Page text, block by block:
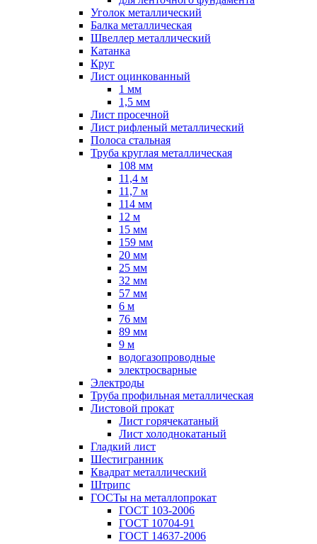
Уголок металлический
Балка металлическая
Швеллер металлический
Катанка
Круг
Лист оцинкованный
1 мм
1,5 мм
Лист просечной
Лист рифленый металлический
Полоса стальная
Труба круглая металлическая
108 мм
11,4 м
11,7 м
114 мм
12 м
15 мм
159 мм
20 мм
25 мм
32 мм
57 мм
6 м
76 мм
89 мм
9 м
водогазопроводные
электросварные
Электроды
Труба профильная металлическая
Листовой прокат
Лист горячекатаный
Лист холоднокатаный
Гладкий лист
Шестигранник
Квадрат металлический
Штрипс
ГОСТы на металлопрокат
ГОСТ 103-2006
ГОСТ 10704-91
ГОСТ 14637-2006